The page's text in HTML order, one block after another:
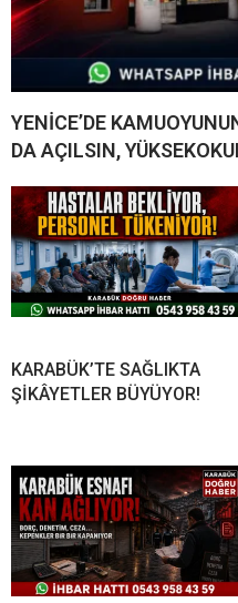
YENİCE’DE
DA AÇILSIN,
KARABÜK’TE SAĞLIKTA
ŞİKÂYETLER BÜYÜYOR!